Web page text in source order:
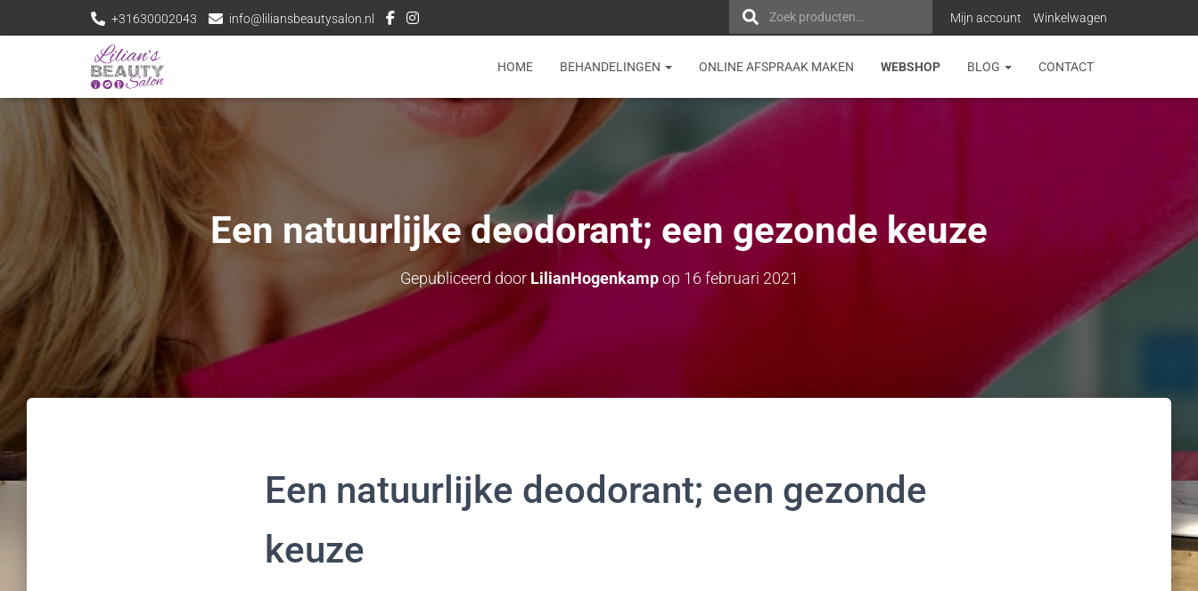
Zoek producten… Mijn account Winkelwagen
+31630002043 info@liliansbeautysalon.nl
HOME BEHANDELINGEN ONLINE AFSPRAAK MAKEN WEBSHOP BLOG CONTACT
Een natuurlijke deodorant; een gezonde keuze
Gepubliceerd door LilianHogenkampop 16 februari 2021
Een natuurlijke deodorant; een gezonde
keuze